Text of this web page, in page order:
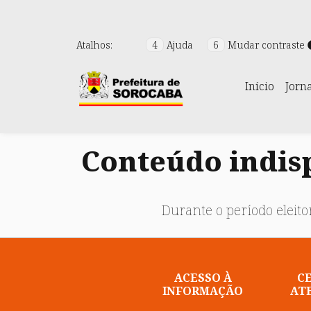
Atalhos: 4 Ajuda 6 Mudar contraste
Início
Conteúdo
Durante o período
ACESSO À
INFORMAÇÃO